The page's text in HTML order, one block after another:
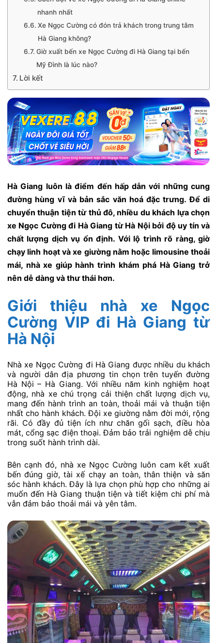
nhanh nhất
Xe Ngọc Cường có đón trả khách trong trung tâm
Hà Giang không?
Giờ xuất bến xe Ngọc Cường đi Hà Giang tại bến
Mỹ Đình là lúc nào?
Lời kết
Hà Giang luôn là điểm đến hấp dẫn với những cung
đường hùng vĩ và bản sắc văn hoá đặc trưng. Để di
chuyển thuận tiện từ thủ đô, nhiều du khách lựa chọn
xe Ngọc Cường đi Hà Giang từ Hà Nội bởi độ uy tín và
chất lượng dịch vụ ổn định. Với lộ trình rõ ràng, giờ
chạy linh hoạt và xe giường nằm hoặc limousine thoải
mái, nhà xe giúp hành trình khám phá Hà Giang trở
nên dễ dàng và thư thái hơn.
Giới thiệu nhà xe Ngọc
Cường VIP đi Hà Giang từ
Hà Nội
Nhà xe Ngọc Cường đi Hà Giang được nhiều du khách
và người dân địa phương tin chọn trên tuyến đường
Hà Nội – Hà Giang. Với nhiều năm kinh nghiệm hoạt
động, nhà xe chú trọng cải thiện chất lượng dịch vụ,
mang đến hành trình an toàn, thoải mái và thuận tiện
nhất cho hành khách. Đội xe giường nằm đời mới, rộng
rãi. Có đầy đủ tiện ích như chăn gối sạch, điều hòa
mát, cổng sạc điện thoại. Đảm bảo trải nghiệm dễ chịu
trong suốt hành trình dài.
Bên cạnh đó, nhà xe Ngọc Cường luôn cam kết xuất
bến đúng giờ, tài xế chạy an toàn, thân thiện và săn
sóc hành khách. Đây là lựa chọn phù hợp cho những ai
muốn đến Hà Giang thuận tiện và tiết kiệm chi phí mà
vẫn đảm bảo thoải mái và yên tâm.